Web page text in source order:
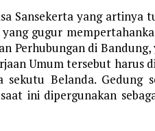
Sansekerta yang
gugur
Perhubungan di
Umum tersebut harus
Belanda. Gedung
ini dipergunakan